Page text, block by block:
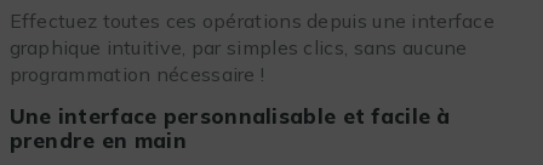
Effectuez toutes ces opérations depuis une interface
graphique intuitive, par simples clics, sans aucune
programmation nécessaire !
Une interface personnalisable et facile à
prendre en main